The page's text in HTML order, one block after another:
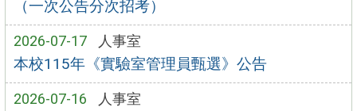
（一次公告分次招考）
2026-07-17 人事室
本校115年《實驗室管理員甄選》公告
2026-07-16 人事室